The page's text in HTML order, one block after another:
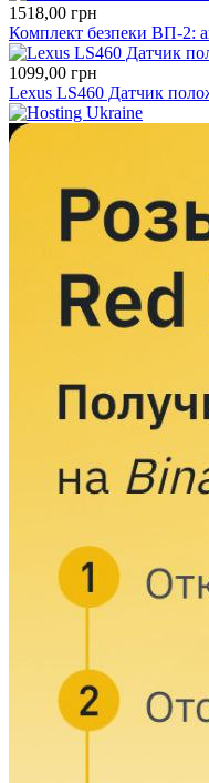
1518,00 грн
Комплект безпеки ВП-2:
1099,00 грн
Lexus LS460 Датчик